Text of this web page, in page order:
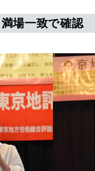
場一致で確認